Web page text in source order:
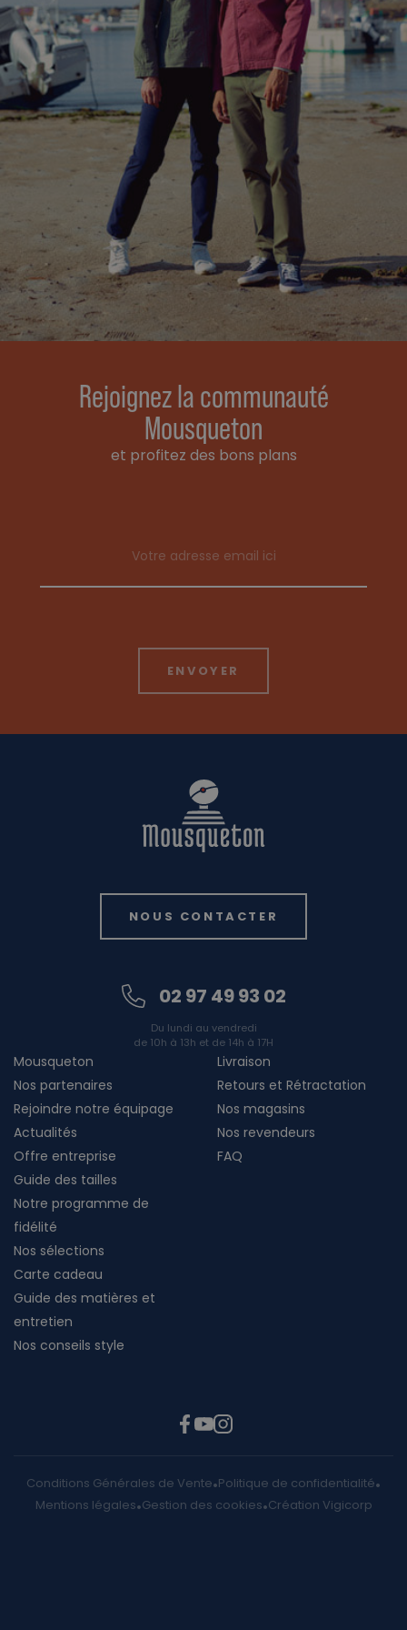
Rejoignez la communauté
Mousqueton
et profitez des bons plans
NOUS CONTACTER
02 97 49 93 02
Du lundi au vendredi
de 10h à 13h et de 14h à 17H
Mousqueton
Nos partenaires
Rejoindre notre équipage
Actualités
Offre entreprise
Livraison
Retours et Rétractation
Nos magasins
Nos revendeurs
FAQ
Guide des tailles
Notre programme de
fidélité
Nos sélections
Carte cadeau
Guide des matières et
entretien
Nos conseils style
Conditions Générales de Vente Politique de confidentialité
Mentions légales Gestion des cookies Création Vigicorp